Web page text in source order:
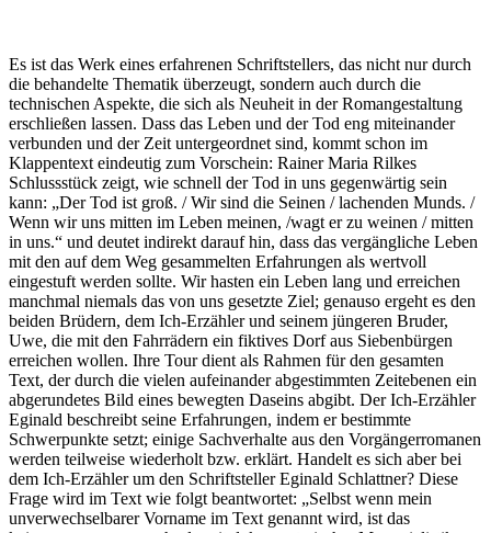
Es ist das Werk eines erfahrenen Schriftstellers, das nicht nur durch
die behandelte Thematik überzeugt, sondern auch durch die
technischen Aspekte, die sich als Neuheit in der Romangestaltung
erschließen lassen. Dass das Leben und der Tod eng miteinander
verbunden und der Zeit untergeordnet sind, kommt schon im
Klappentext eindeutig zum Vorschein: Rainer Maria Rilkes
Schlussstück zeigt, wie schnell der Tod in uns gegenwärtig sein
kann: „Der Tod ist groß. / Wir sind die Seinen / lachenden Munds. /
Wenn wir uns mitten im Leben meinen, /wagt er zu weinen / mitten
in uns.“ und deutet indirekt darauf hin, dass das vergängliche Leben
mit den auf dem Weg gesammelten Erfahrungen als wertvoll
eingestuft werden sollte. Wir hasten ein Leben lang und erreichen
manchmal niemals das von uns gesetzte Ziel; genauso ergeht es den
beiden Brüdern, dem Ich-Erzähler und seinem jüngeren Bruder,
Uwe, die mit den Fahrrädern ein fiktives Dorf aus Siebenbürgen
erreichen wollen. Ihre Tour dient als Rahmen für den gesamten
Text, der durch die vielen aufeinander abgestimmten Zeitebenen ein
abgerundetes Bild eines bewegten Daseins abgibt. Der Ich-Erzähler
Eginald beschreibt seine Erfahrungen, indem er bestimmte
Schwerpunkte setzt; einige Sachverhalte aus den Vorgängerromanen
werden teilweise wiederholt bzw. erklärt. Handelt es sich aber bei
dem Ich-Erzähler um den Schriftsteller Eginald Schlattner? Diese
Frage wird im Text wie folgt beantwortet: „Selbst wenn mein
unverwechselbarer Vorname im Text genannt wird, ist das